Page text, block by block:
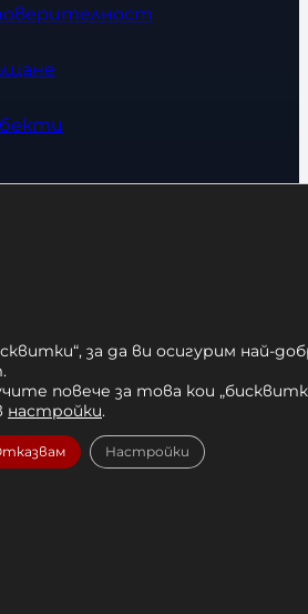
и аксесоари
за да ви осигурим най-
повече за това кои
настройки.
Настройки